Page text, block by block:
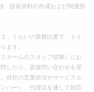
、技術資料の作成および関連部
」くらいの業務比重で、ドイ
ます。
チームのスタッフ部隊）にお
したり、直接問い合わせを受
自社の営業担当やサービスエ
バー）、代理店を通して対応